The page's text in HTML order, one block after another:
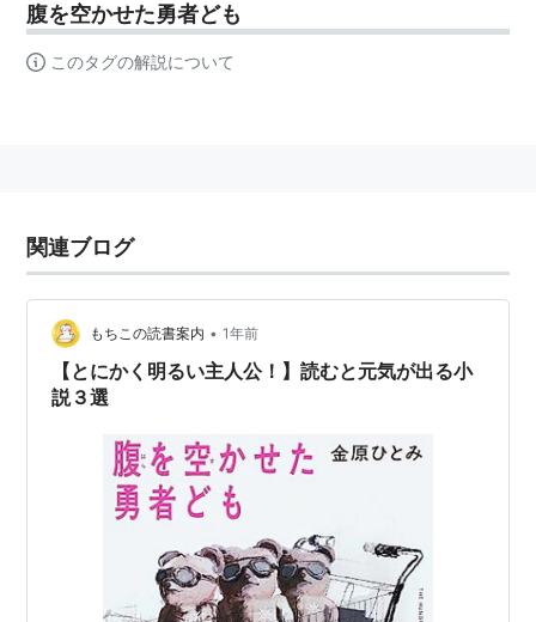
腹を空かせた勇者ども
このタグの解説について
関連ブログ
もちこの読書案内 • 1年前
【とにかく明るい主人公！】読むと元気が出る小
説３選